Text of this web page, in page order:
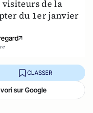
de la
du 1er janvier
CLASSER
sur Google